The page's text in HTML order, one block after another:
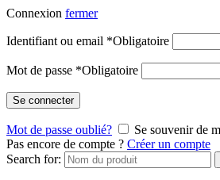
Connexion fermer
Identifiant ou email *Obligatoire
Mot de passe *Obligatoire
Se connecter
Mot de passe oublié?
Se souvenir de
Pas encore de compte ? Créer un compte
Search for: